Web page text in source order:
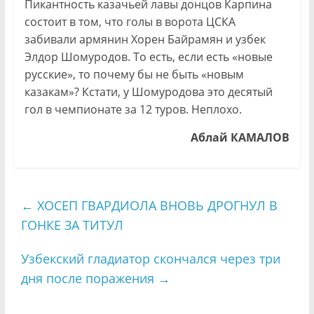
Пикантность казачьей лавы донцов Карпина
состоит в том, что голы в ворота ЦСКА
забивали армянин Хорен Байрамян и узбек
Элдор Шомуродов. То есть, если есть «новые
русские», то почему бы не быть «новым
казакам»? Кстати, у Шомуродова это десятый
гол в чемпионате за 12 туров. Неплохо.
Аблай КАМАЛОВ
← ХОСЕП ГВАРДИОЛА ВНОВЬ ДРОГНУЛ В
ГОНКЕ ЗА ТИТУЛ
Узбекский гладиатор скончался через три
дня после поражения →